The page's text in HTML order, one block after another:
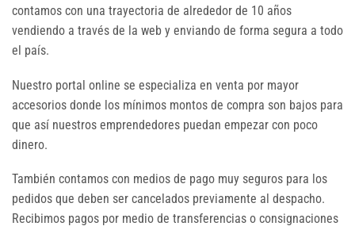
contamos con una trayectoria de alrededor de 10 años
vendiendo a través de la web y enviando de forma segura a todo
el país.
Nuestro portal online se especializa en venta por mayor
accesorios donde los mínimos montos de compra son bajos para
que así nuestros emprendedores puedan empezar con poco
dinero.
También contamos con medios de pago muy seguros para los
pedidos que deben ser cancelados previamente al despacho.
Recibimos pagos por medio de transferencias o consignaciones